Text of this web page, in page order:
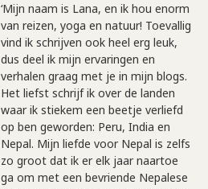
‘Mijn naam is Lana, en ik hou enorm
van reizen, yoga en natuur! Toevallig
vind ik schrijven ook heel erg leuk,
dus deel ik mijn ervaringen en
verhalen graag met je in mijn blogs.
Het liefst schrijf ik over de landen
waar ik stiekem een beetje verliefd
op ben geworden: Peru, India en
Nepal. Mijn liefde voor Nepal is zelfs
zo groot dat ik er elk jaar naartoe
ga om met een bevriende Nepalese